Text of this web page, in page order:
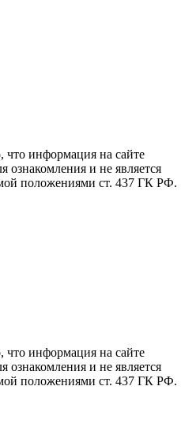
информация на сайте
ознакомления и не является
положениями ст. 437 ГК РФ.
информация на сайте
ознакомления и не является
положениями ст. 437 ГК РФ.